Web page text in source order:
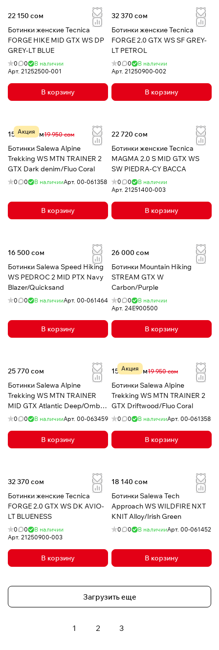
22 150 сом
Ботинки женские Tecnica
FORGE HIKE MID GTX WS DP
GREY-LT BLUE
0 0
В наличии
Арт. 21252500-001
В корзину
32 370 сом
Ботинки женские Tecnica
FORGE 2.0 GTX WS SF GREY-
LT PETROL
0 0
В наличии
Арт. 21250900-002
В корзину
Акция
15 959 сом19 950 сом
Ботинки Salewa Alpine
Trekking WS MTN TRAINER 2
GTX Dark denim/Fluo Coral
0 0 В наличииАрт. 00-061358
В корзину
22 720 сом
Ботинки женские Tecnica
MAGMA 2.0 S MID GTX WS
SW PIEDRA-CY BACCA
0 0
В наличии
Арт. 21251400-003
В корзину
16 500 сом
Ботинки Salewa Speed Hiking
WS PEDROC 2 MID PTX Navy
Blazer/Quicksand
0 0 В наличииАрт. 00-061464
В корзину
26 000 сом
Ботинки Mountain Hiking
STREAM GTX W
Carbon/Purple
0 0
В наличии
Арт. 24E900500
В корзину
25 770 сом
Ботинки Salewa Alpine
Trekking WS MTN TRAINER
MID GTX Atlantic Deep/Ombre
Blue
0 0 В наличииАрт. 00-063459
В корзину
Акция
15 959 сом19 950 сом
Ботинки Salewa Alpine
Trekking WS MTN TRAINER 2
GTX Driftwood/Fluo Coral
0 0 В наличииАрт. 00-061358
В корзину
32 370 сом
Ботинки женские Tecnica
FORGE 2.0 GTX WS DK AVIO-
LT BLUENESS
0 0
В наличии
Арт. 21250900-003
В корзину
18 140 сом
Ботинки Salewa Tech
Approach WS WILDFIRE NXT
KNIT Alloy/Irish Green
0 0 В наличииАрт. 00-061452
В корзину
Загрузить еще
1 2 3